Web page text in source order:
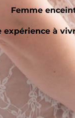
Femme
expérience à